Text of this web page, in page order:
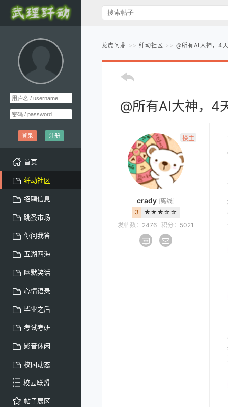
登录 注册
首页
纤动社区
招聘信息
跳蚤市场
你问我答
五湖四海
幽默笑话
心情语录
毕业之后
考试考研
影音休闲
校园动态
校园联盟
帖子展区
龙虎问鼎 纤动社区 @所有AI大神，4
@所有AI大神，4
楼主
crady [离线]
3
★★★☆☆
发帖数： 2476 积分： 5021